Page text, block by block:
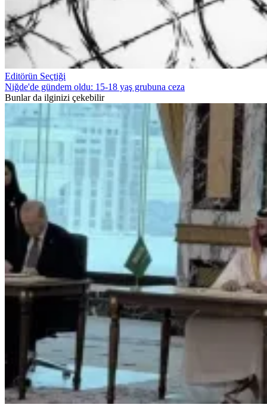
Editörün Seçtiği
Niğde'de gündem oldu: 15-18 yaş grubuna ceza
Bunlar da ilginizi çekebilir